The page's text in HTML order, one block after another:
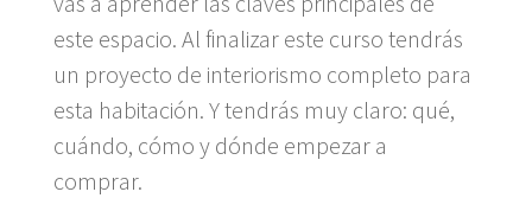
este espacio. Al finalizar este curso tendrás
un proyecto de interiorismo completo para
esta habitación. Y tendrás muy claro: qué,
cuándo, cómo y dónde empezar a
comprar.